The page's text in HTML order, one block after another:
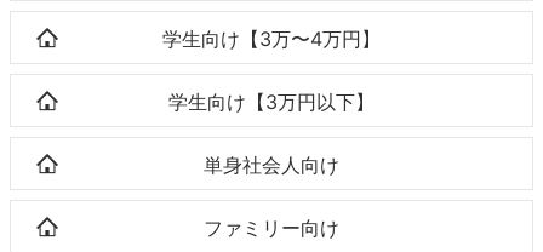
学生向け【3万〜4万円】
学生向け【3万円以下】
単身社会人向け
ファミリー向け